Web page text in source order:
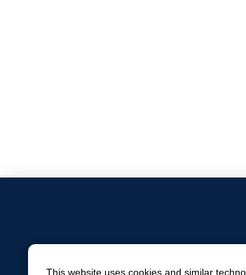
This website uses cookies and similar